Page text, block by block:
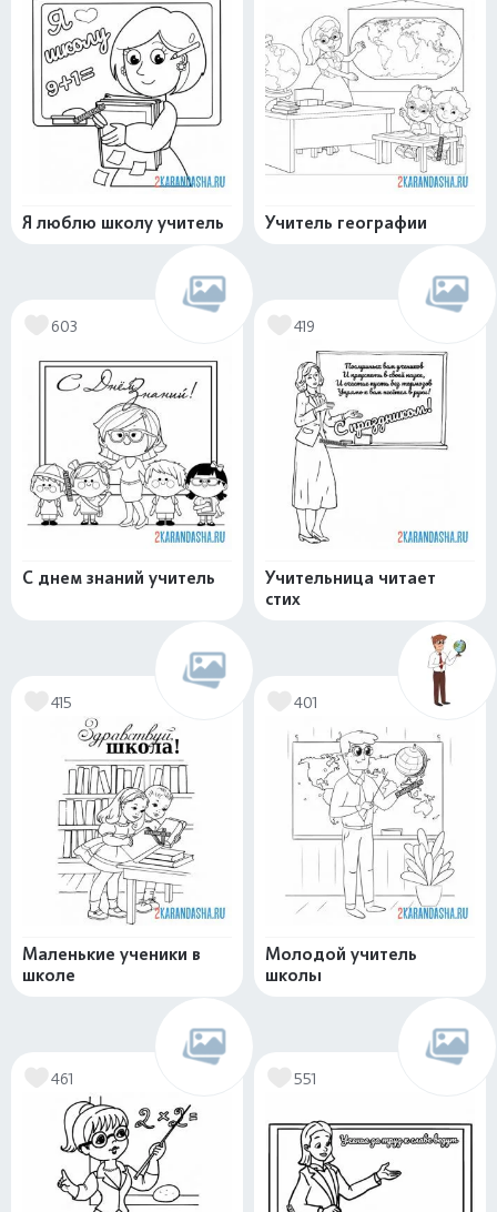
Я люблю школу учитель Учитель географии
603
С днем знаний учитель
419
Учительница читает
стих
415
Маленькие ученики в
школе
401
Молодой учитель
школы
461 551